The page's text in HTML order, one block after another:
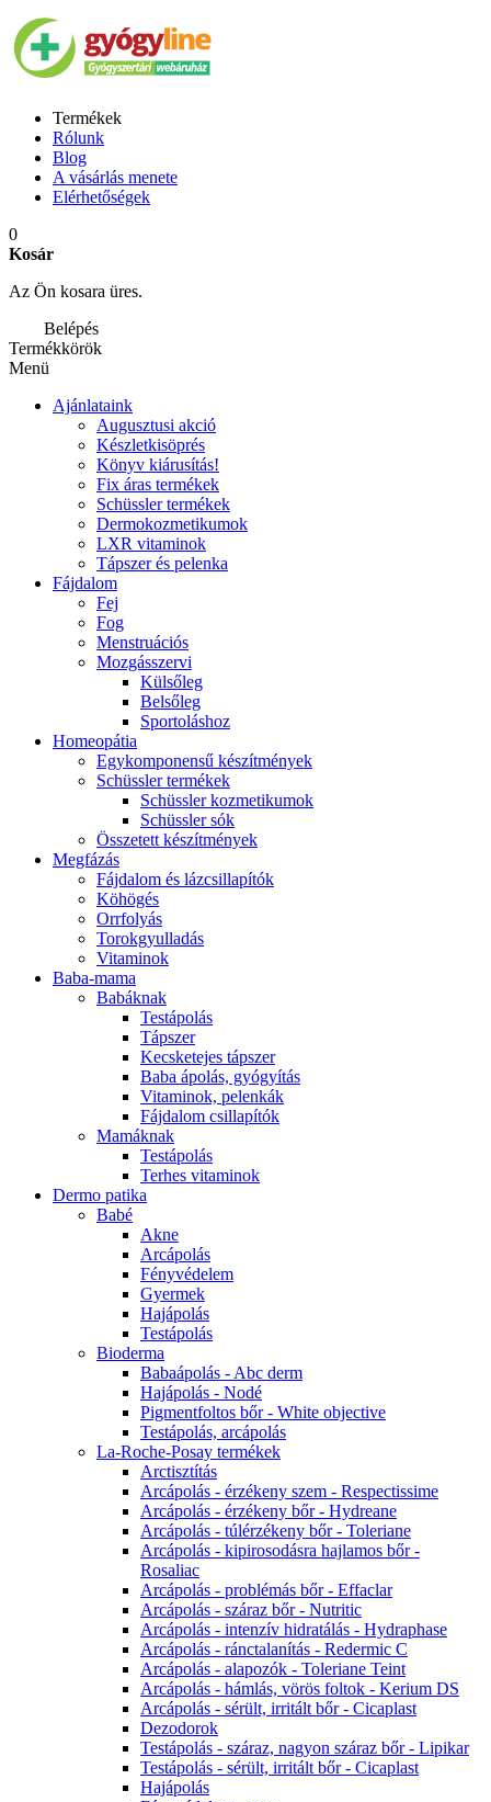
Termékek
Rólunk
Blog
A vásárlás menete
Elérhetőségek
0
Kosár
Az Ön kosara üres.
Belépés
Termékkörök
Menü
Ajánlataink
Augusztusi akció
Készletkisöprés
Könyv kiárusítás!
Fix áras termékek
Schüssler termékek
Dermokozmetikumok
LXR vitaminok
Tápszer és pelenka
Fájdalom
Fej
Fog
Menstruációs
Mozgásszervi
Külsőleg
Belsőleg
Sportoláshoz
Homeopátia
Egykomponensű készítmények
Schüssler termékek
Schüssler kozmetikumok
Schüssler sók
Összetett készítmények
Megfázás
Fájdalom és lázcsillapítók
Köhögés
Orrfolyás
Torokgyulladás
Vitaminok
Baba-mama
Babáknak
Testápolás
Tápszer
Kecsketejes tápszer
Baba ápolás, gyógyítás
Vitaminok, pelenkák
Fájdalom csillapítók
Mamáknak
Testápolás
Terhes vitaminok
Dermo patika
Babé
Akne
Arcápolás
Fényvédelem
Gyermek
Hajápolás
Testápolás
Bioderma
Babaápolás - Abc derm
Hajápolás - Nodé
Pigmentfoltos bőr - White objective
Testápolás, arcápolás
La-Roche-Posay termékek
Arctisztítás
Arcápolás - érzékeny szem - Respectissime
Arcápolás - érzékeny bőr - Hydreane
Arcápolás - túlérzékeny bőr - Toleriane
Arcápolás - kipirosodásra hajlamos bőr -
Rosaliac
Arcápolás - problémás bőr - Effaclar
Arcápolás - száraz bőr - Nutritic
Arcápolás - intenzív hidratálás - Hydraphase
Arcápolás - ránctalanítás - Redermic C
Arcápolás - alapozók - Toleriane Teint
Arcápolás - hámlás, vörös foltok - Kerium DS
Arcápolás - sérült, irritált bőr - Cicaplast
Dezodorok
Testápolás - száraz, nagyon száraz bőr - Lipikar
Testápolás - sérült, irritált bőr - Cicaplast
Hajápolás